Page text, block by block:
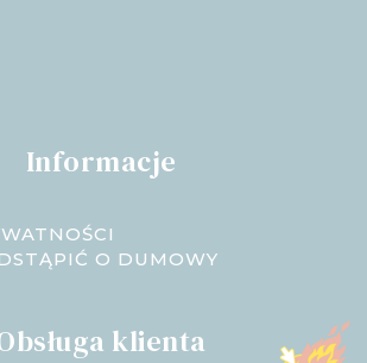
Informacje
O DUMOWY
klienta